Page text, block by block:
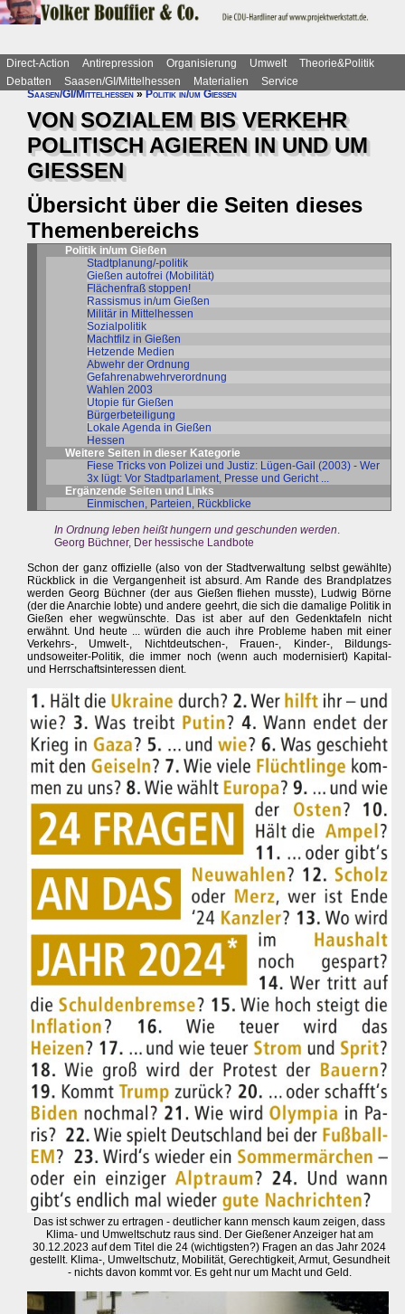
Direct-Action Antirepression Organisierung Umwelt
Theorie&Politik
Debatten
Saasen/GI/Mittelhessen Materialien
Service
Saasen/GI/Mittelhessen»Politik in/um Gießen
VON SOZIALEM BIS VERKEHR
POLITISCH AGIEREN IN UND UM
GIESSEN
Übersicht über die Seiten dieses
Themenbereichs
Politik in/um Gießen
Stadtplanung/-politik
Gießen autofrei (Mobilität)
Flächenfraß stoppen!
Rassismus in/um Gießen
Militär in Mittelhessen
Sozialpolitik
Machtfilz in Gießen
Hetzende Medien
Abwehr der Ordnung
Gefahrenabwehrverordnung
Wahlen 2003
Utopie für Gießen
Bürgerbeteiligung
Lokale Agenda in Gießen
Hessen
Weitere Seiten in dieser Kategorie
Fiese Tricks von Polizei und Justiz: Lügen-Gail (2003) - Wer
3x lügt: Vor Stadtparlament, Presse und Gericht ...
Ergänzende Seiten und Links
Einmischen, Parteien, Rückblicke
In Ordnung leben heißt hungern und geschunden werden.
Georg Büchner, Der hessische Landbote
Schon der ganz offizielle (also von der Stadtverwaltung selbst gewählte)
Rückblick in die Vergangenheit ist absurd. Am Rande des Brandplatzes
werden Georg Büchner (der aus Gießen fliehen musste), Ludwig Börne
(der die Anarchie lobte) und andere geehrt, die sich die damalige Politik in
Gießen eher wegwünschte. Das ist aber auf den Gedenktafeln nicht
erwähnt. Und heute ... würden die auch ihre Probleme haben mit einer
Verkehrs-, Umwelt-, Nichtdeutschen-, Frauen-, Kinder-, Bildungs-
undsoweiter-Politik, die immer noch (wenn auch modernisiert) Kapital-
und Herrschaftsinteressen dient.
Das ist schwer zu ertragen - deutlicher kann mensch kaum zeigen, dass
Klima- und Umweltschutz raus sind. Der Gießener Anzeiger hat am
30.12.2023 auf dem Titel die 24 (wichtigsten?) Fragen an das Jahr 2024
gestellt. Klima-, Umweltschutz, Mobilität, Gerechtigkeit, Armut, Gesundheit
- nichts davon kommt vor. Es geht nur um Macht und Geld.